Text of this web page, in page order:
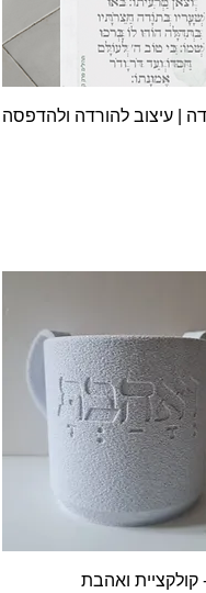
תצוגה מהירה
| עיצוב להורדה ולהדפסה
תצוגה מהירה
קולקציית ואהבת